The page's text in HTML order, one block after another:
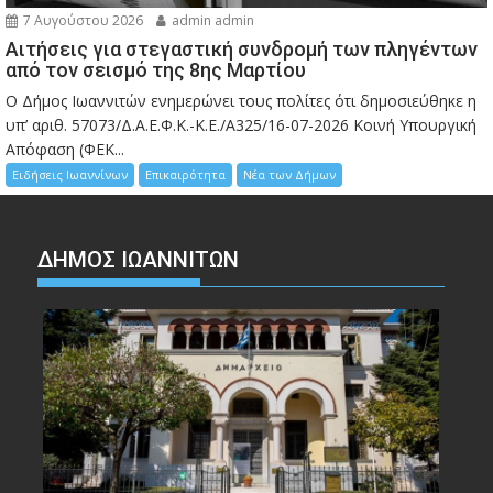
7 Αυγούστου 2026 admin admin
Αιτήσεις για στεγαστική συνδρομή των πληγέντων
από τον σεισμό της 8ης Μαρτίου
Ο Δήμος Ιωαννιτών ενημερώνει τους πολίτες ότι δημοσιεύθηκε η
υπ’ αριθ. 57073/Δ.Α.Ε.Φ.Κ.-Κ.Ε./Α325/16-07-2026 Κοινή Υπουργική
Απόφαση (ΦΕΚ...
Ειδήσεις Ιωαννίνων Επικαιρότητα Νέα των Δήμων
ΔΗΜΟΣ ΙΩΑΝΝΙΤΩΝ